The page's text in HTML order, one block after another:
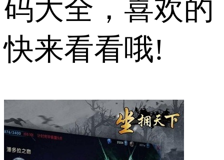
码大全，喜欢的
快来看看哦!